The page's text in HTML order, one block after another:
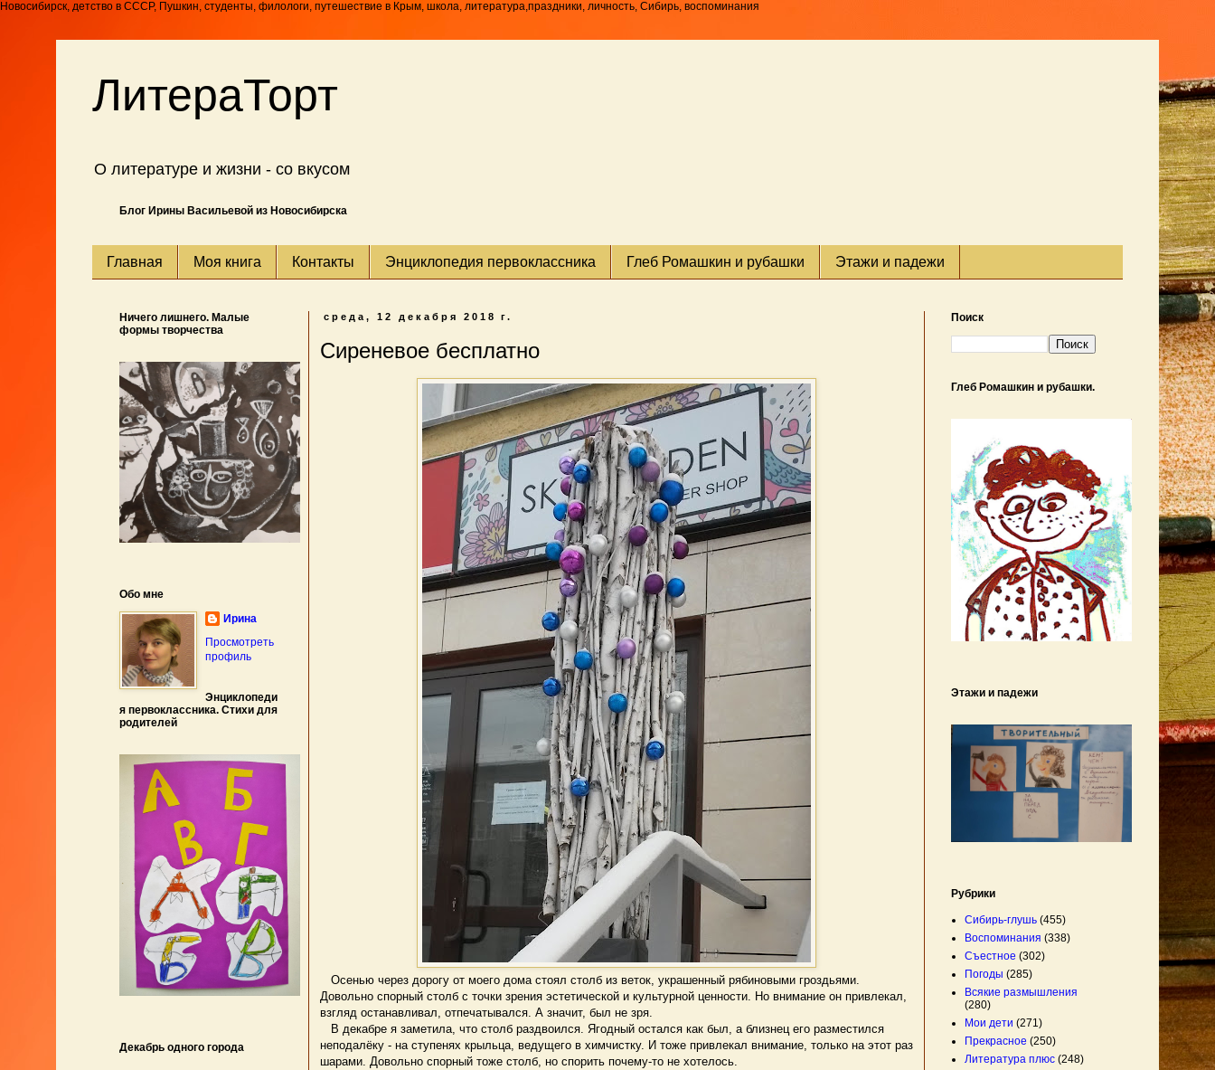
Новосибирск, детство в СССР, Пушкин, студенты, филологи, путешествие в Крым, школа, литература,праздники, личность, Сибирь, воспоминания
ЛитераТорт
О литературе и жизни - со вкусом
Блог Ирины Васильевой из Новосибирска
Главная Моя книга Контакты Энциклопедия первоклассника Глеб Ромашкин и рубашки Этажи и падежи
среда, 12 декабря 2018 г.
Сиреневое бесплатно
Осенью через дорогу от моего дома стоял столб из веток, украшенный рябиновыми гроздьями.
Довольно спорный столб с точки зрения эстетической и культурной ценности. Но внимание он привлекал,
взгляд останавливал, отпечатывался. А значит, был не зря.
В декабре я заметила, что столб раздвоился. Ягодный остался как был, а близнец его разместился
неподалёку - на ступенях крыльца, ведущего в химчистку. И тоже привлекал внимание, только на этот раз
шарами. Довольно спорный тоже столб, но спорить почему-то не хотелось.
Ничего лишнего. Малые
формы творчества
Обо мне
Ирина
Просмотреть
профиль
Энциклопеди
я первоклассника. Стихи для
родителей
Декабрь одного города
Поиск
Глеб Ромашкин и рубашки.
Этажи и падежи
Рубрики
Сибирь-глушь (455)
Воспоминания (338)
Съестное (302)
Погоды (285)
Всякие размышления
(280)
Мои дети (271)
Прекрасное (250)
Литература плюс (248)